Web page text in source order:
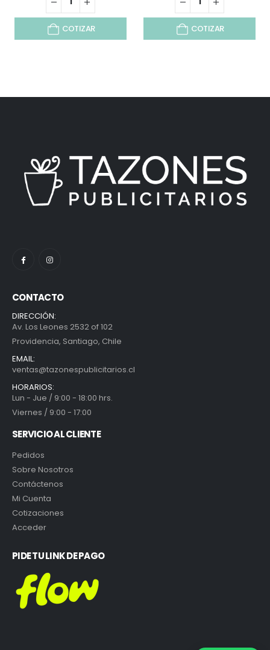
COTIZAR COTIZAR
CONTACTO
DIRECCIÓN:
Av. Los Leones 2532 of 102
Providencia, Santiago, Chile
EMAIL:
ventas@tazonespublicitarios.cl
HORARIOS:
Lun - Jue / 9:00 - 18:00 hrs.
Viernes / 9:00 - 17:00
SERVICIO AL CLIENTE
Pedidos
Sobre Nosotros
Contáctenos
Mi Cuenta
Cotizaciones
Acceder
PIDE TU LINK DE PAGO